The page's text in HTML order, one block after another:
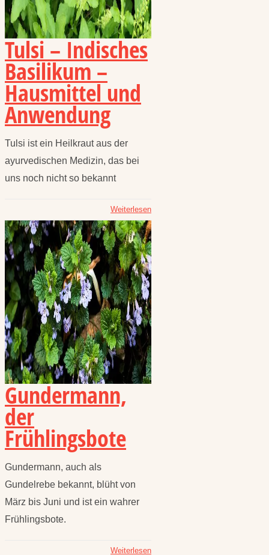
Tulsi – Indisches
Basilikum –
Hausmittel und
Anwendung
Tulsi ist ein Heilkraut aus der
ayurvedischen Medizin, das bei
uns noch nicht so bekannt
Weiterlesen
Gundermann,
der
Frühlingsbote
Gundermann, auch als
Gundelrebe bekannt, blüht von
März bis Juni und ist ein wahrer
Frühlingsbote.
Weiterlesen